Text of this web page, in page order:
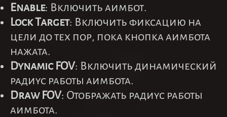
Enable: Включить аимбот.
Lock Target: Включить фиксацию на
цели до тех пор, пока кнопка аимбота
нажата.
Dynamic FOV: Включить динамический
радиус работы аимбота.
Draw FOV: Отображать радиус работы
аимбота.